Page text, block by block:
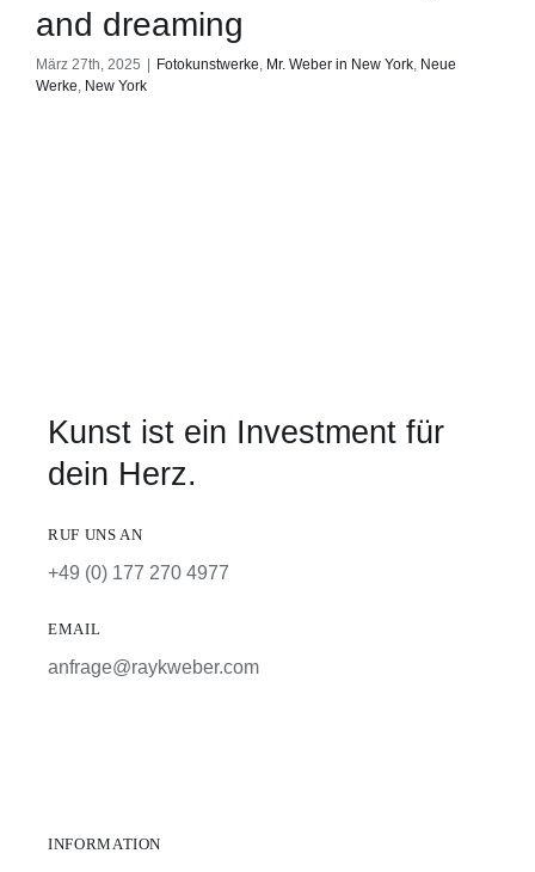
and dreaming
März 27th, 2025 Fotokunstwerke, Mr. Weber in New York, Neue
Werke, New York
Kunst ist ein Investment für
dein Herz.
RUF UNS AN
+49 (0) 177 270 4977
EMAIL
anfrage@raykweber.com
INFORMATION